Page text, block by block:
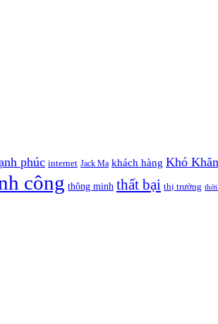
phúc internet Jack Ma khách hàng Khó Khăn
công thông minh thất bại thị trường